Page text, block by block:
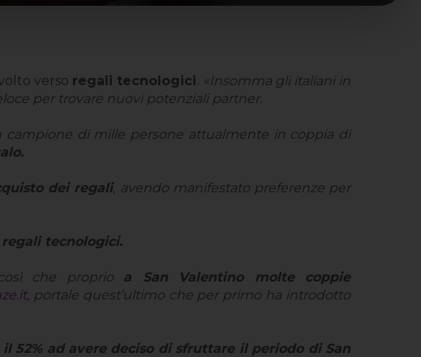
verso regali tecnologici «Insomma gli italiani in
per trovare nuovi potenziali partner.
campione di mille persone attualmente in coppia di
dei regali, avendo manifestato preferenze per
tecnologici.
che proprio a San Valentino molte coppie
, portale quest’ultimo che per primo ha introdotto
52% ad avere deciso di sfruttare il periodo di San